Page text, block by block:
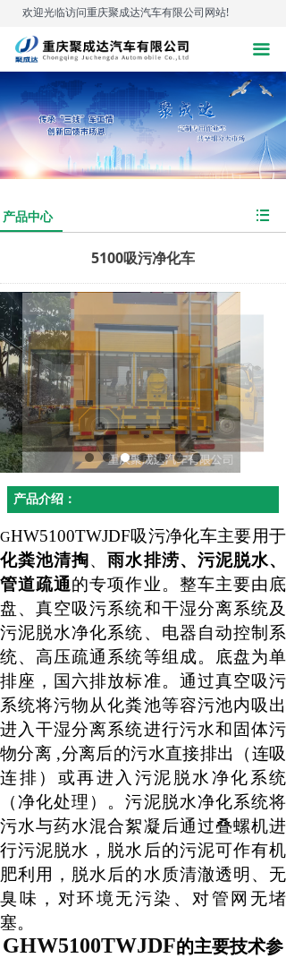
欢迎光临访问重庆聚成达汽车有限公司网站!
끀
产品中心 뀑
5100吸污净化车
产品介绍：
GHW5100TWJDF吸污净化车主要用于
化粪池清掏、雨水排涝、污泥脱水、
管道疏通的专项作业。 整车主要由底
盘、真空吸污系统和干湿分离系统及
污泥脱水净化系统、电器自动控制系
统、高压疏通系统等组成。底盘为单
排座，国六排放标准。通过真空吸污
系统将污物从化粪池等容污池内吸出
进入干湿分离系统进行污水和固体污
物分离 ,分离后的污水直接排出（连吸
连排）或再进入 污泥脱水净化系统
（净化处理）。污泥脱水净化系统将
污水与药水混合絮凝后通过叠螺机进
行污泥脱水， 脱水后的污泥可作有机
肥利用 ， 脱水后的水质清澈透明、无
臭味，对环境无污染、对管网无堵
塞。
GHW5100TWJDF的主要技术参